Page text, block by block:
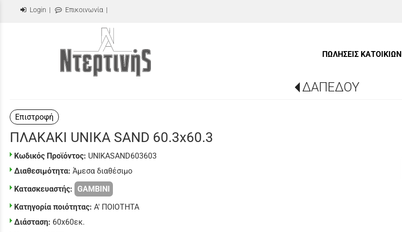
Login | Επικοινωνία |
ΠΩΛΗΣΕΙΣ ΚΑΤΟΙΚΙΩΝ
ΔΑΠΕΔΟΥ
Επιστροφή
ΠΛΑΚΑΚΙ UNIKA SAND 60.3x60.3
Κωδικός Προϊόντος: UNIKASAND603603
Διαθεσιμότητα: Άμεσα διαθέσιμο
Κατασκευαστής:
GAMBINI
Κατηγορία ποιότητας: Α' ΠΟΙΟΤΗΤΑ
Διάσταση: 60x60εκ.